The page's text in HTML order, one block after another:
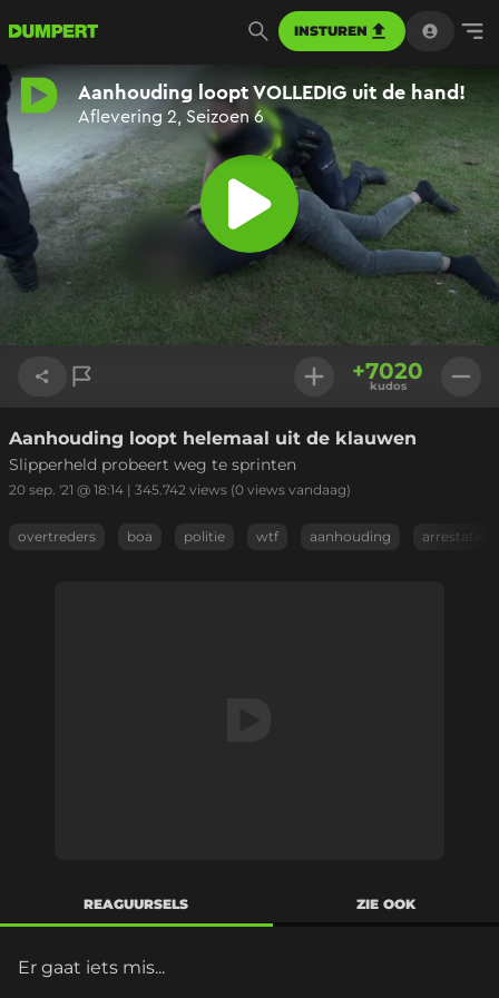
INSTUREN
Link kopiëren
+7020
kudos
Aanhouding loopt helemaal uit de klauwen
Slipperheld probeert weg te sprinten
20 sep. '21 @ 18:14 | 345.742 views (0 views vandaag)
overtreders boa politie wtf aanhouding arrestatie
REAGUURSELS ZIE OOK
Er gaat iets mis...